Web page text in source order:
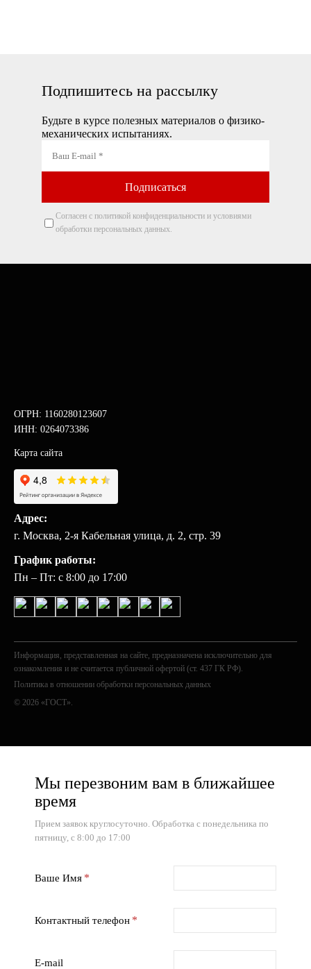
Подпишитесь на рассылку
Будьте в курсе полезных материалов о физико-
механических испытаниях.
Согласен с политикой конфиденциальности и условиями
обработки персональных данных.
ОГРН: 1160280123607
ИНН: 0264073386
Карта сайта
Адрес:
г. Москва, 2-я Кабельная улица, д. 2, стр. 39
График работы:
Пн – Пт: с 8:00 до 17:00
© 2026 «ГОСТ».
Информация, представленная на сайте, предназначена исключительно для
ознакомления и не считается публичной офертой (ст. 437 ГК РФ).
Политика в отношении обработки персональных данных
Мы перезвоним вам в ближайшее
время
Прием заявок круглосуточно. Обработка с понедельника по
пятницу, с 8:00 до 17:00
Ваше Имя
Контактный телефон
E-mail